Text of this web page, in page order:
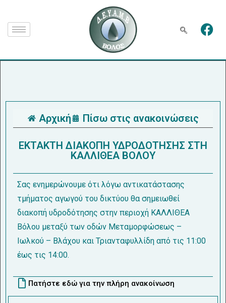
Αρχική Πίσω στις ανακοινώσεις
ΕΚΤΑΚΤΗ ΔΙΑΚΟΠΗ ΥΔΡΟΔΟΤΗΣΗΣ ΣΤΗ
ΚΑΛΛΙΘΕΑ ΒΟΛΟΥ
Σας ενημερώνουμε ότι λόγω αντικατάστασης
τμήματος αγωγού του δικτύου θα σημειωθεί
διακοπή υδροδότησης στην περιοχή ΚΑΛΛΙΘΕΑ
Βόλου μεταξύ των οδών Μεταμορφώσεως –
Ιωλκού – Βλάχου και Τριανταφυλλίδη από τις 11:00
έως τις 14:00.
Πατήστε εδώ για την πλήρη ανακοίνωση